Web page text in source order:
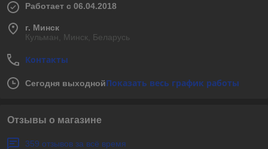
Работает с 06.04.2018
г. Минск
Кульман, Минск, Беларусь
Контакты
Сегодня выходнойПоказать весь график работы
Отзывы о магазине
359 отзывов за всё время